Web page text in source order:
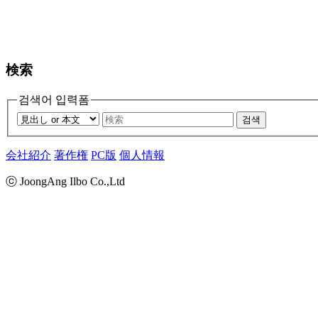
検索
검색어 입력폼
검색
会社紹介 著作権 PC版 個人情報
ⓒ JoongAng Ilbo Co.,Ltd